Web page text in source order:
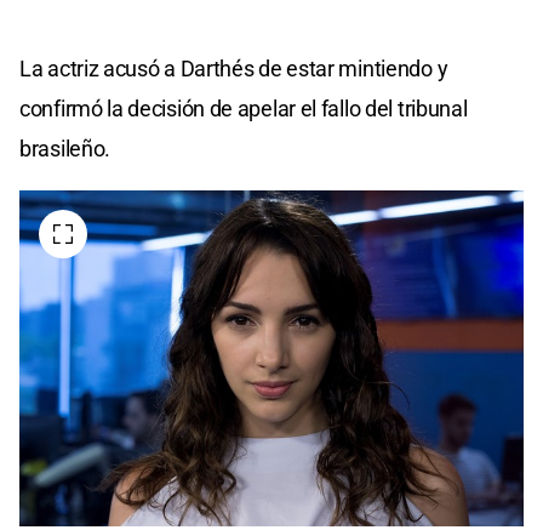
La actriz acusó a Darthés de estar mintiendo y
confirmó la decisión de apelar el fallo del tribunal
brasileño.